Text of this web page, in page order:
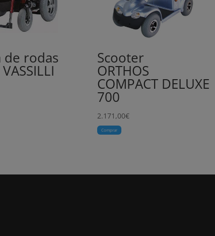
de rodas Scooter
ORTHOS
COMPACT DELUXE
700
2.171,00€
Comprar